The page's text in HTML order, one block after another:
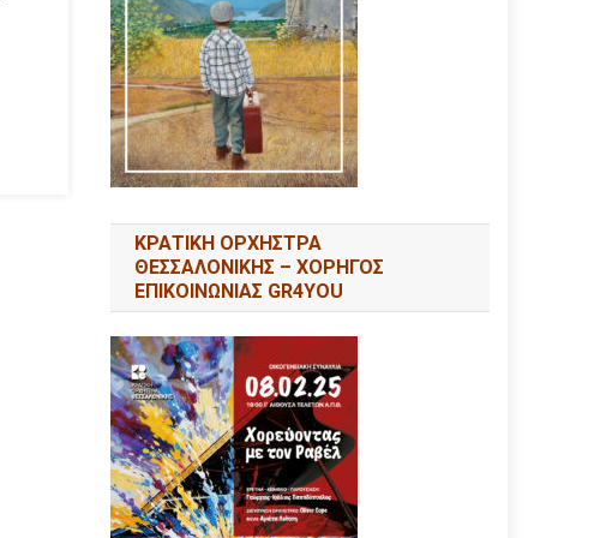
ΚΡΑΤΙΚΗ ΟΡΧΗΣΤΡΑ
ΘΕΣΣΑΛΟΝΙΚΗΣ – ΧΟΡΗΓΟΣ
ΕΠΙΚΟΙΝΩΝΙΑΣ GR4YOU